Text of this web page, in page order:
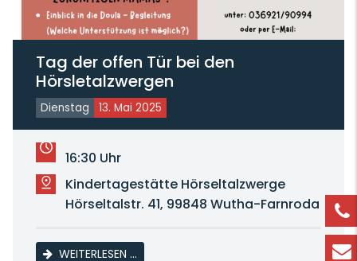
Tag der offen Tür bei den
Hörsletalzwergen
Dienstag 13. Mai 2025
16:30 Uhr
Kindertagestätte Hörseltalzwerge
Hörseltalstr. 41, 99848 Wutha-Farnroda
WEITERLESEN …TAG DER OFFEN TÜR BEI DEN